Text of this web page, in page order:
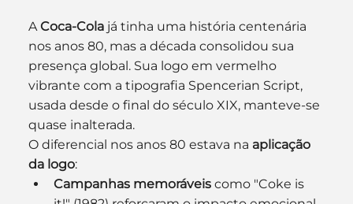
A Coca-Cola já tinha uma história centenária
nos anos 80, mas a década consolidou sua
presença global. Sua logo em vermelho
vibrante com a tipografia Spencerian Script,
usada desde o final do século XIX, manteve-se
quase inalterada.
O diferencial nos anos 80 estava na aplicação
da logo:
Campanhas memoráveis como "Coke is